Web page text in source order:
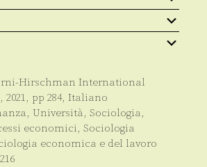
Hirschman International
, 2021, pp 284, Italiano
, Università, Sociologia,
economici, Sociologia
economica e del lavoro